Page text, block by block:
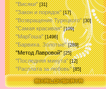
"Висяки" [31]
"Закон и порядок" [17]
"Возвращение Турецкого" [30]
"Самая красивая" [109]
"МарГоша" [1496]
"Барвиха. Золотые" [289]
"Метод Лавровой" [25]
"Последняя минута" [12]
"Расплата за любовь" [85]